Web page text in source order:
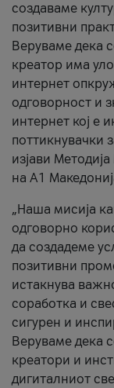
создаваме
позитивни
Веруваме дека
креатор има
интернет
одговорност и
интернет кој е
поттикнувачки
изјави
на А1
„Наша мисија
одговорно
да создадеме
позитивни
истакнува
соработка и
сигурен и
Веруваме дека
креатори и
дигиталниот